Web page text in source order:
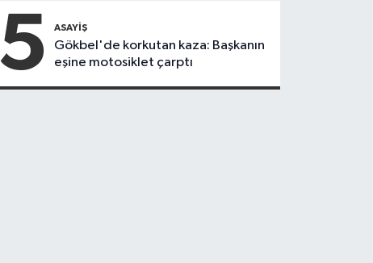
kapandı
5 ASAYIŞ
Gökbel'de korkutan kaza: Başkanın
eşine motosiklet çarptı